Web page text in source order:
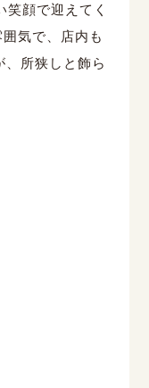
笑顔で迎えてく
気で、店内も
所狭しと飾ら